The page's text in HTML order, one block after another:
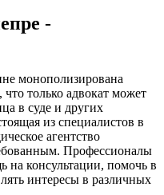
-
монополизирована
только адвокат может
в суде и других
из специалистов в
агентство
Профессионалы
на консультации, помочь в
интересы в различных